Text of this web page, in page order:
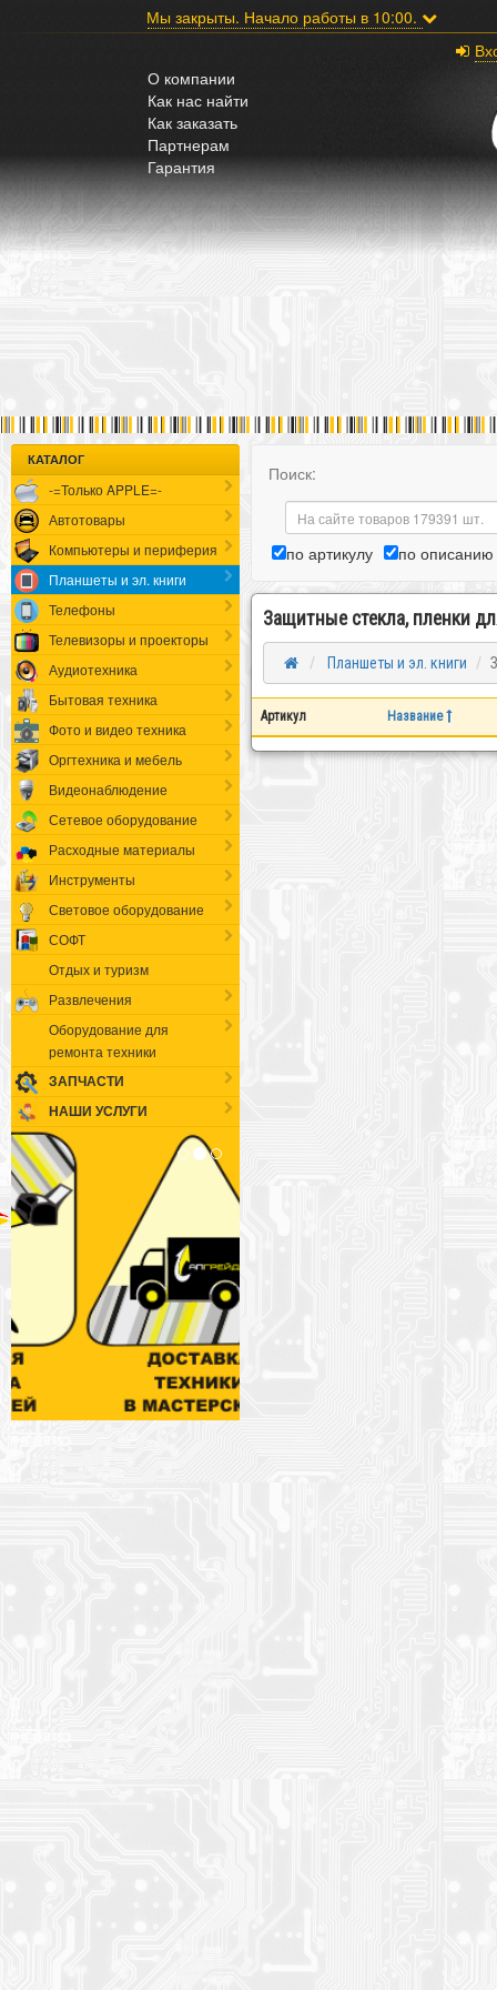
Мы закрыты. Начало работы в 10:00.
О компании
Как нас найти
Как заказать
Партнерам
Гарантия
КАТАЛОГ
-=Только APPLE=-
Автотовары
Компьютеры и периферия
Планшеты и эл. книги
Телефоны
Телевизоры и проекторы
Аудиотехника
Бытовая техника
Фото и видео техника
Оргтехника и мебель
Видеонаблюдение
Сетевое оборудование
Расходные материалы
Инструменты
Световое оборудование
СОФТ
Отдых и туризм
Развлечения
Оборудование для
ремонта техники
ЗАПЧАСТИ
НАШИ УСЛУГИ
Поиск:
по артикулу по описанию
Защитные стекла, пленки
Планшеты и эл. книги
Артикул Название